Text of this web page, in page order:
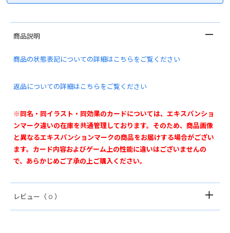
商品説明
商品の状態表記についての詳細はこちらをご覧ください
返品についての詳細はこちらをご覧ください
※同名・同イラスト・同効果のカードについては、エキスパンショ
ンマーク違いの在庫を共通管理しております。そのため、商品画像
と異なるエキスパンションマークの商品をお届けする場合がござい
ます。カード内容およびゲーム上の性能に違いはございませんの
で、あらかじめご了承の上ご購入ください。
レビュー （ 0 ）